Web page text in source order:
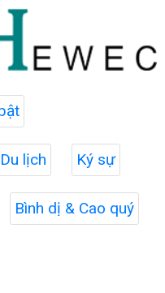
Du lịch Ký sự
Bình dị & Cao quý